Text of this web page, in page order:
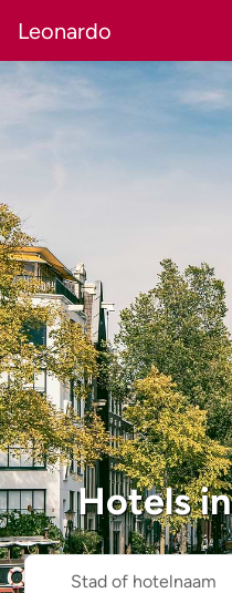
Leonardo
Hotels in
Stad of hotelnaam